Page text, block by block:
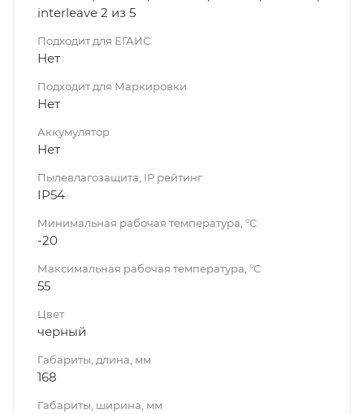
interleave 2 из 5
Подходит для ЕГАИС
Нет
Подходит для Маркировки
Нет
Аккумулятор
Нет
Пылевлагозащита, IP рейтинг
IP54
Минимальная рабочая температура, °C
-20
Максимальная рабочая температура, °C
55
Цвет
черный
Габариты, длина, мм
168
Габариты, ширина, мм